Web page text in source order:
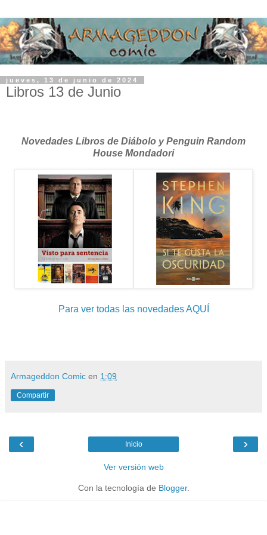
jueves, 13 de junio de 2024
Libros 13 de Junio
Novedades Libros de Diábolo y Penguin Random
House Mondadori
Para ver todas las novedades AQUÍ
Armageddon Comic en 1:09
Compartir
‹ ›
Inicio
Ver versión web
Con la tecnología de Blogger.